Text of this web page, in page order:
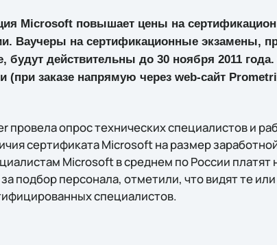
Microsoft повышает цены на
Ваучеры на сертификационные экзамены,
будут действительны до 30 ноября 2011 года.
(при заказе напрямую через web-сайт
провела опрос технических специалистов и
сертификата Microsoft на размер
Microsoft в среднем по России платят
подбор персонала, отметили, что видят те
специалистов.